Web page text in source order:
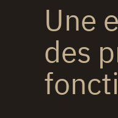
Une
des